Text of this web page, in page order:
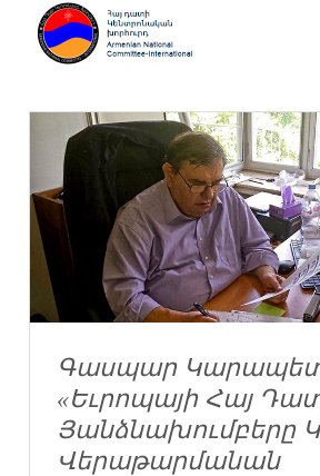
Գասպար
«Եւրոպայի Հայ
Յանձնախումբերը
Վերաթարմանան